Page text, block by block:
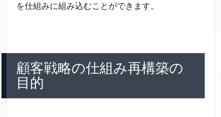
を仕組みに組み込むことができます。
顧客戦略の仕組み再構築の
目的